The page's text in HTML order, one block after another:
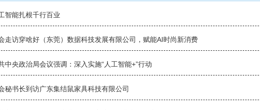
智能扎根千行百业
走访穿啥好（东莞）数据科技发展有限公司，赋能AI时尚新消费
中央政治局会议强调：深入实施“人工智能+”行动
秘书长到访广东集结鼠家具科技有限公司